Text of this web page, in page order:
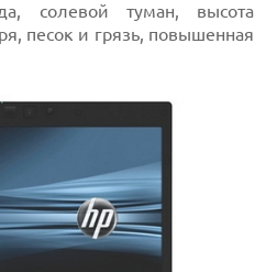
солевой туман, высота
песок и грязь, повышенная